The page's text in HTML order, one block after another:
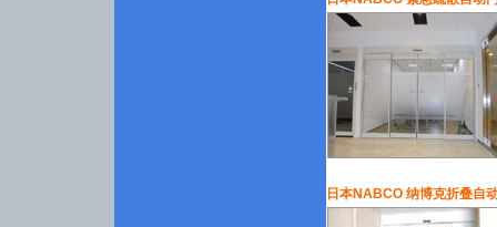
日本NABCO 纳博克折叠自